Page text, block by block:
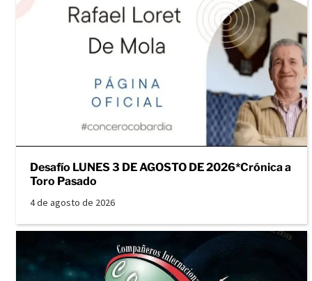
Desafío LUNES 3 DE AGOSTO DE 2026*Crónica a
Toro Pasado
4 de agosto de 2026